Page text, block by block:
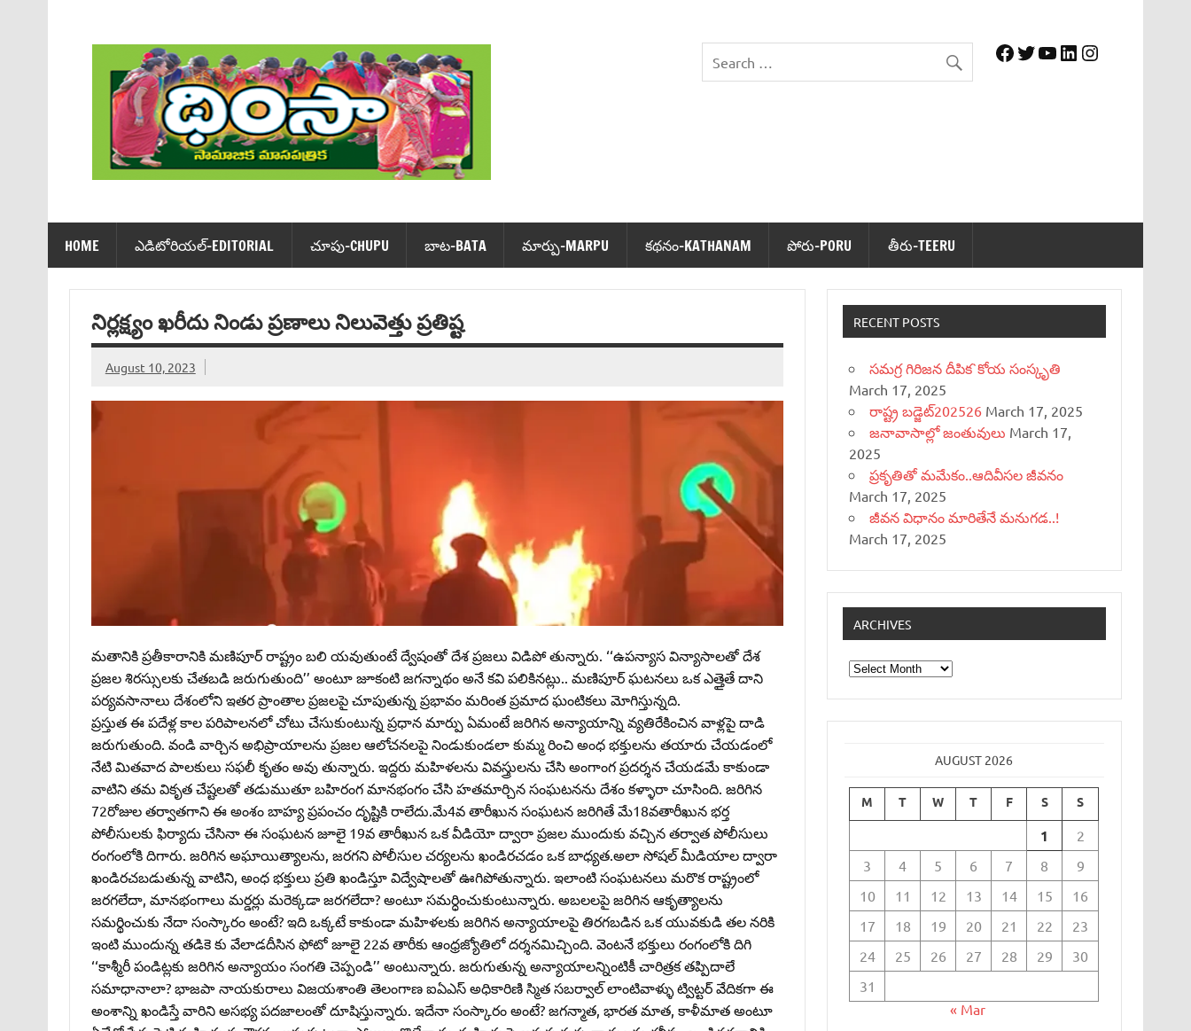
Facebook
Twitter
YouTube
LinkedIn
Instagram
HOME ఎడిటోరియ‌ల్-EDITORIAL చూపు-CHUPU బాట‌-BATA మార్పు-MARPU క‌థ‌నం-KATHANAM పోరు-PORU తీరు-TEERU
నిర్లక్ష్యం ఖరీదు నిండు ప్రణాలు నిలువెత్తు ప్రతిష్ట
August 10, 2023
మతానికి ప్రతీకారానికి మణిపూర్‌ రాష్ట్రం బలి యవుతుంటే ద్వేషంతో దేశ ప్రజలు విడిపో తున్నారు. ‘‘ఉపన్యాస విన్యాసాలతో దేశ
ప్రజల శిరస్సులకు చేతబడి జరుగుతుంది’’ అంటూ జూకంటి జగన్నాథం అనే కవి పలికినట్లు.. మణిపూర్‌ ఘటనలు ఒక ఎత్తైతే దాని
పర్యవసానాలు దేశంలోని ఇతర ప్రాంతాల ప్రజలపై చూపుతున్న ప్రభావం మరింత ప్రమాద ఘంటికలు మోగిస్తున్నది.
ప్రస్తుత ఈ పదేళ్ల కాల పరిపాలనలో చోటు చేసుకుంటున్న ప్రధాన మార్పు ఏమంటే జరిగిన అన్యాయాన్ని వ్యతిరేకించిన వాళ్లపై దాడి
జరుగుతుంది. వండి వార్చిన అభిప్రాయాలను ప్రజల ఆలోచనలపై నిండుకుండలా కుమ్మ రించి అంధ భక్తులను తయారు చేయడంలో
నేటి మితవాద పాలకులు సఫలీ కృతం అవు తున్నారు. ఇద్దరు మహిళలను వివస్త్రులను చేసి అంగాంగ ప్రదర్శన చేయడమే కాకుండా
వాటిని తమ వికృత చేష్టలతో తడుముతూ బహిరంగ మానభంగం చేసి హతమార్చిన సంఘటనను దేశం కళ్ళారా చూసింది. జరిగిన
72రోజుల తర్వాతగాని ఈ అంశం బాహ్య ప్రపంచం దృష్టికి రాలేదు.మే4వ తారీఖున సంఘటన జరిగితే మే18వతారీఖున భర్త
పోలీసులకు ఫిర్యాదు చేసినా ఈ సంఘటన జూలై 19వ తారీఖున ఒక వీడియో ద్వారా ప్రజల ముందుకు వచ్చిన తర్వాత పోలీసులు
రంగంలోకి దిగారు. జరిగిన అఘాయిత్యాలను, జరగని పోలీసుల చర్యలను ఖండిరచడం ఒక బాధ్యత.అలా సోషల్‌ మీడియాల ద్వారా
ఖండిరచబడుతున్న వాటిని, అంధ భక్తులు ప్రతి ఖండిస్తూ విద్వేషాలతో ఊగిపోతున్నారు. ఇలాంటి సంఘటనలు మరొక రాష్ట్రంలో
జరగలేదా, మానభంగాలు మర్డర్లు మరెక్కడా జరగలేదా? అంటూ సమర్ధించుకుంటున్నారు. అబలలపై జరిగిన ఆకృత్యాలను
సమర్థించుకు నేదా సంస్కారం అంటే? ఇది ఒక్కటే కాకుండా మహిళలకు జరిగిన అన్యాయాలపై తిరగబడిన ఒక యువకుడి తల నరికి
ఇంటి ముందున్న తడికె కు వేలాడదీసిన ఫోటో జూలై 22వ తారీకు ఆంధ్రజ్యోతిలో దర్శనమిచ్చింది. వెంటనే భక్తులు రంగంలోకి దిగి
‘‘కాశ్మీరీ పండిట్లకు జరిగిన అన్యాయం సంగతి చెప్పండి’’ అంటున్నారు. జరుగుతున్న అన్యాయాలన్నింటికీ చారిత్రక తప్పిదాలే
సమాధానాలా? భాజపా నాయకురాలు విజయశాంతి తెలంగాణ ఐఏఎస్‌ అధికారిణి స్మిత సబర్వాల్‌ లాంటివాళ్ళు ట్విట్టర్‌ వేదికగా ఈ
అంశాన్ని ఖండిస్తే వారిని అసభ్య పదజాలంతో దూషిస్తున్నారు. ఇదేనా సంస్కారం అంటే? జగన్మాత, భారత మాత, కాళీమాత అంటూ
RECENT POSTS
సమగ్ర గిరిజన దీపిక`కోయ సంస్కృతి
March 17, 2025
రాష్ట్ర బడ్జెట్‌202526 March 17, 2025
జనావాసాల్లో జంతువులు March 17,
2025
ప్రకృతితో మమేకం..ఆదివీసల జీవనం
March 17, 2025
జీవన విధానం మారితేనే మనుగడ..!
March 17, 2025
ARCHIVES
Archives
AUGUST 2026
M T W T F S S
1
2
3
4 5 6 7 8
9
10
11 12 13 14 15
16
17
18 19 20 21 22
23
24
25 26 27 28 29
30
31
« Mar